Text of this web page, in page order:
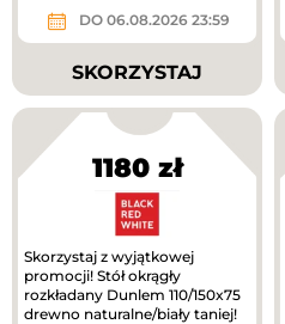
DO 06.08.2026 23:59
SKORZYSTAJ
1180 zł
Skorzystaj z wyjątkowej
promocji! Stół okrągły
rozkładany Dunlem 110/150x75
drewno naturalne/biały taniej!